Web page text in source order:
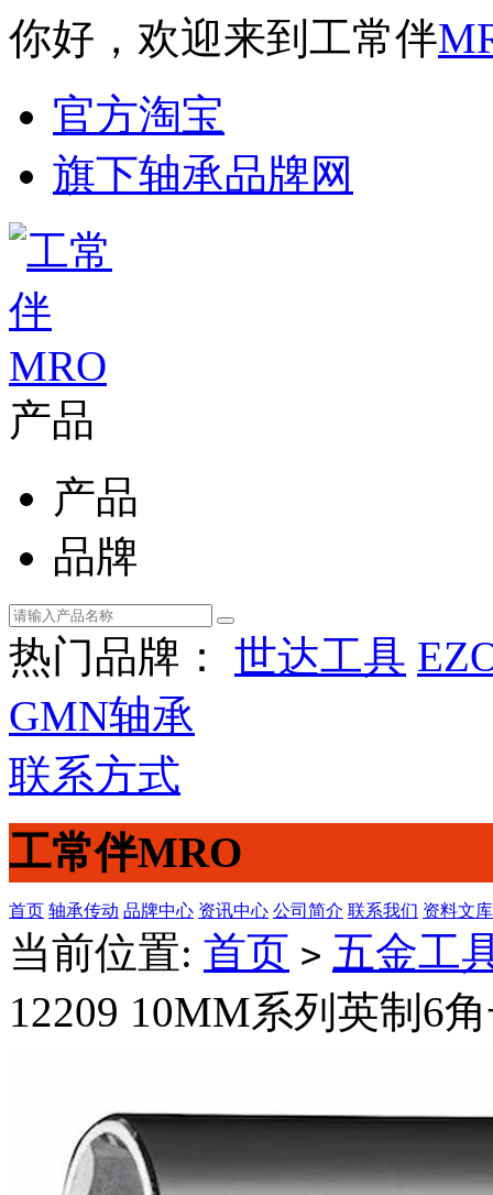
你好，欢迎来到工常伴
官方淘宝
旗下轴承品牌网
产品
产品
品牌
热门品牌： 世达工具
GMN轴承
联系方式
工常伴MRO
首页 轴承传动 品牌中心 资讯中心 公司简介 联系我们 资料文库
当前位置: 首页 > 五金工
12209 10MM系列英制6